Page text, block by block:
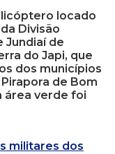
locado
Divisão
Jundiaí de
do Japi, que
dos municípios
de Bom
área verde foi
militares dos